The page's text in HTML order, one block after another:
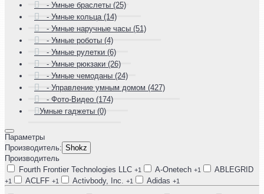
- Умные браслеты (25)
- Умные кольца (14)
- Умные наручные часы (51)
- Умные роботы (4)
- Умные рулетки (6)
- Умные рюкзаки (26)
- Умные чемоданы (24)
- Управление умным домом (427)
- Фото-Видео (174)
Умные гаджеты (0)
Параметры
Производитель: Shokz
Производитель
Fourth Frontier Technologies LLC +1 A-Onetech +1 ABLEGRID
+1 ACLFF +1 Activbody, Inc. +1 Adidas +1